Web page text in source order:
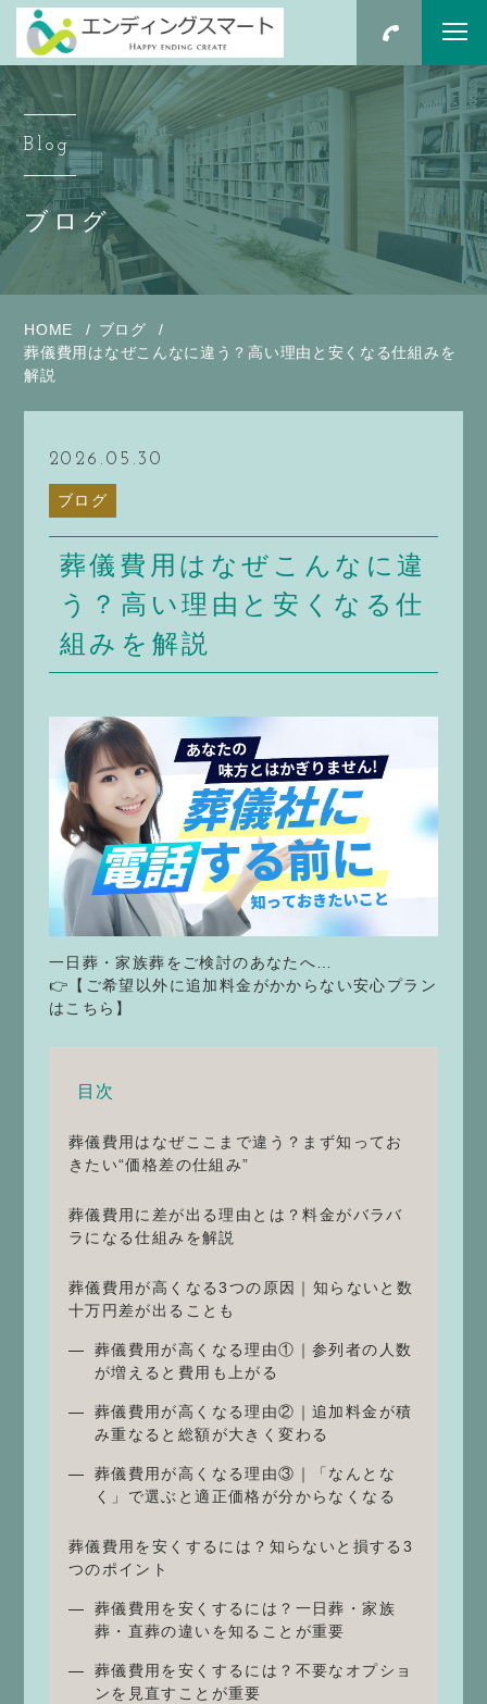
Blog
ブログ
HOME
ブログ
葬儀費用はなぜこんなに違う？高い理由と安くなる仕組みを
解説
2026.05.30
ブログ
葬儀費用はなぜこんなに違
う？高い理由と安くなる仕
組みを解説
一日葬・家族葬をご検討のあなたへ…
👉【ご希望以外に追加料金がかからない安心プラン
はこちら】
目次
葬儀費用はなぜここまで違う？まず知ってお
きたい“価格差の仕組み”
葬儀費用に差が出る理由とは？料金がバラバ
ラになる仕組みを解説
葬儀費用が高くなる3つの原因｜知らないと数
十万円差が出ることも
葬儀費用が高くなる理由①｜参列者の人数
が増えると費用も上がる
葬儀費用が高くなる理由②｜追加料金が積
み重なると総額が大きく変わる
葬儀費用が高くなる理由③｜「なんとな
く」で選ぶと適正価格が分からなくなる
葬儀費用を安くするには？知らないと損する3
つのポイント
葬儀費用を安くするには？一日葬・家族
葬・直葬の違いを知ることが重要
葬儀費用を安くするには？不要なオプショ
ンを見直すことが重要